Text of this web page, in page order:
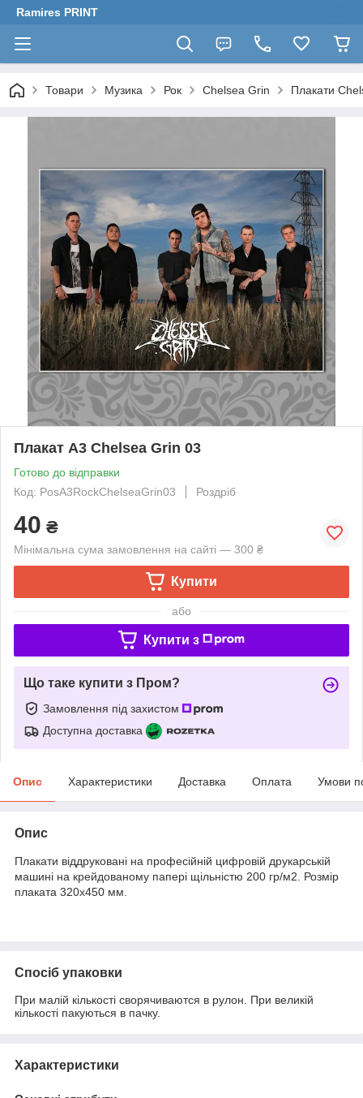
Ramires PRINT
Товари Музика Рок Chelsea Grin Плакати
Плакат А3 Chelsea Grin 03
Готово до відправки
Код: PosA3RockChelseaGrin03
Роздріб
40 ₴
Мінімальна сума замовлення на сайті — 300 ₴
Купити
або
Купити з
Що таке купити з Пром?
Замовлення під захистом
Доступна доставка
Опис Характеристики Доставка Оплата Умови
Опис
Плакати віддруковані на професійній цифровій друкарській
машині на крейдованому папері щільністю 200 гр/м2. Розмір
плаката 320х450 мм.
Спосіб упаковки
При малій кількості сворячиваются в рулон. При великій
кількості пакуються в пачку.
Характеристики